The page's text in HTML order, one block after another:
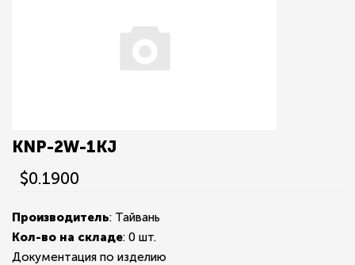
KNP-2W-1KJ
$0.1900
Производитель: Тайвань
Кол-во на складе: 0 шт.
Документация по изделию